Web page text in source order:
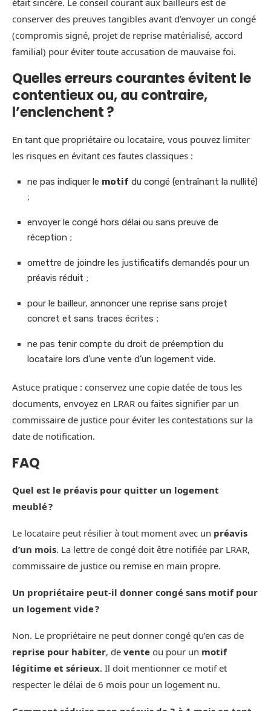
était sincère. Le conseil courant aux bailleurs est de
conserver des preuves tangibles avant d’envoyer un congé
(compromis signé, projet de reprise matérialisé, accord
familial) pour éviter toute accusation de mauvaise foi.
Quelles erreurs courantes évitent le
contentieux ou, au contraire,
l’enclenchent ?
En tant que propriétaire ou locataire, vous pouvez limiter
les risques en évitant ces fautes classiques :
ne pas indiquer le motif du congé (entraînant la nullité)
;
envoyer le congé hors délai ou sans preuve de
réception ;
omettre de joindre les justificatifs demandés pour un
préavis réduit ;
pour le bailleur, annoncer une reprise sans projet
concret et sans traces écrites ;
ne pas tenir compte du droit de préemption du
locataire lors d’une vente d’un logement vide.
Astuce pratique : conservez une copie datée de tous les
documents, envoyez en LRAR ou faites signifier par un
commissaire de justice pour éviter les contestations sur la
date de notification.
FAQ
Quel est le préavis pour quitter un logement
meublé ?
Le locataire peut résilier à tout moment avec un préavis
d’un mois. La lettre de congé doit être notifiée par LRAR,
commissaire de justice ou remise en main propre.
Un propriétaire peut-il donner congé sans motif pour
un logement vide ?
Non. Le propriétaire ne peut donner congé qu’en cas de
reprise pour habiter, de vente ou pour un motif
légitime et sérieux. Il doit mentionner ce motif et
respecter le délai de 6 mois pour un logement nu.